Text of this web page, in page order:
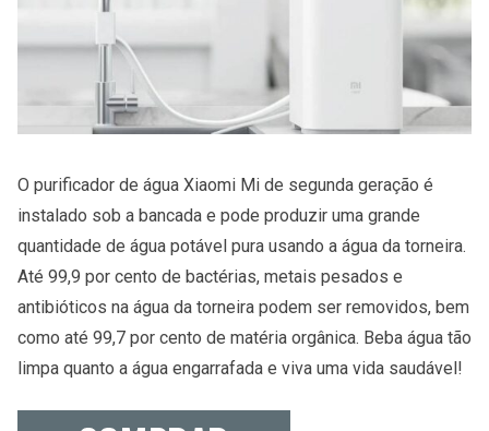
O purificador de água Xiaomi Mi de segunda geração é
instalado sob a bancada e pode produzir uma grande
quantidade de água potável pura usando a água da torneira.
Até 99,9 por cento de bactérias, metais pesados e
antibióticos na água da torneira podem ser removidos, bem
como até 99,7 por cento de matéria orgânica. Beba água tão
limpa quanto a água engarrafada e viva uma vida saudável!